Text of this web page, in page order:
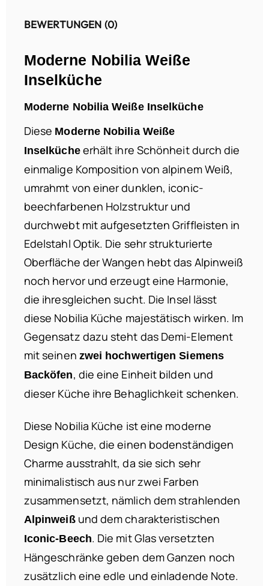
BEWERTUNGEN (0)
Moderne Nobilia Weiße
Inselküche
Moderne Nobilia Weiße Inselküche
Diese Moderne Nobilia Weiße
Inselkücheerhält ihre Schönheit durch die
einmalige Komposition von alpinem Weiß,
umrahmt von einer dunklen, iconic-
beechfarbenen Holzstruktur und
durchwebt mit aufgesetzten Griffleisten in
Edelstahl Optik. Die sehr strukturierte
Oberfläche der Wangen hebt das Alpinweiß
noch hervor und erzeugt eine Harmonie,
die ihresgleichen sucht. Die Insel lässt
diese Nobilia Küche majestätisch wirken. Im
Gegensatz dazu steht das Demi-Element
mit seinen zwei hochwertigen Siemens
Backöfen, die eine Einheit bilden und
dieser Küche ihre Behaglichkeit schenken.
Diese Nobilia Küche ist eine moderne
Design Küche, die einen bodenständigen
Charme ausstrahlt, da sie sich sehr
minimalistisch aus nur zwei Farben
zusammensetzt, nämlich dem strahlenden
Alpinweißund dem charakteristischen
Iconic-Beech. Die mit Glas versetzten
Hängeschränke geben dem Ganzen noch
zusätzlich eine edle und einladende Note.